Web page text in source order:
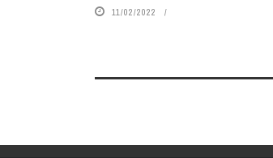
11/02/2022